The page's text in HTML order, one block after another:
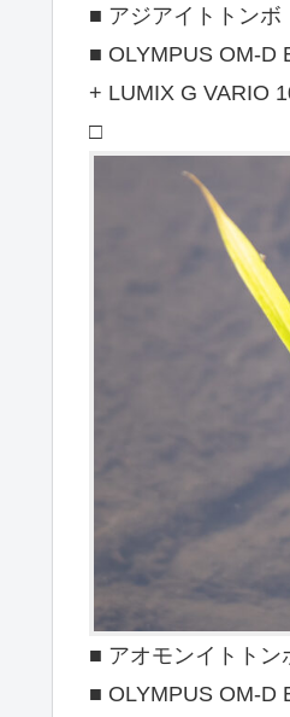
■ アジアイトトン
■ OLYMPUS OM-D
+ LUMIX G VARIO
□
■ アオモンイトト
■ OLYMPUS OM-D